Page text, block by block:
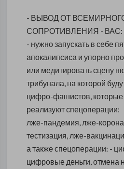
- ВЫВОД ОТ
СОПРОТИВЛЕНИЯ - ВАС:
- нужно запускать в себе
апокалипсиса и упорно
или медитировать сцену
трибунала, на которой
цифро-фашистов, которые
реализуют спецоперации:
лже-пандемия, лже-
тестизация, лже-
а также спецоперации: -
цифровые деньги, отмена